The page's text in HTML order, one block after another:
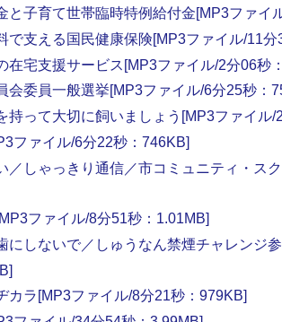
と子育て世帯臨時特例給付金[MP3ファイ
で支える国民健康保険[MP3ファイル/11分
在宅支援サービス[MP3ファイル/2分06秒
会委員一般選挙[MP3ファイル/6分25秒：
持って大切に飼いましょう[MP3ファイル/
ファイル/6分22秒：746KB]
／しゃっきり通信／市コミュニティ・ス
ファイル/8分51秒：1.01MB]
にしないで／しゅうなん禁煙チャレンジ
カラ[MP3ファイル/8分21秒：979KB]